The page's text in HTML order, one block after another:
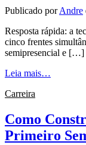
Publicado porAndre
Resposta rápida: a
cinco frentes
semipresencial e […]
Leia mais…
Carreira
Como
Primeiro